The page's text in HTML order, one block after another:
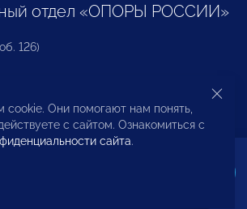
отдел «ОПОРЫ РОССИИ»
126)
прав предпринимателей и
cookie. Они помогают нам понять,
с сайтом. Ознакомиться с
сайта.